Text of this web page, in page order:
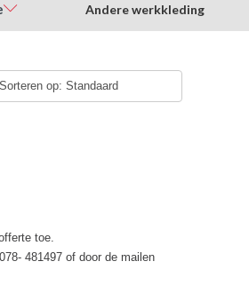
Andere werkkleding
Sorteren op: Standaard
toe.
481497 of door de mailen